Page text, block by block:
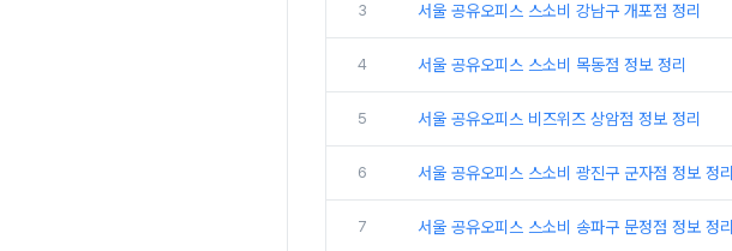
3 서울 공유오피스 스소비 강남구 개포점 정리
4 서울 공유오피스 스소비 목동점 정보 정리
5 서울 공유오피스 비즈위즈 상암점 정보 정리
6 서울 공유오피스 스소비 광진구 군자점 정보 정리
7 서울 공유오피스 스소비 송파구 문정점 정보 정리